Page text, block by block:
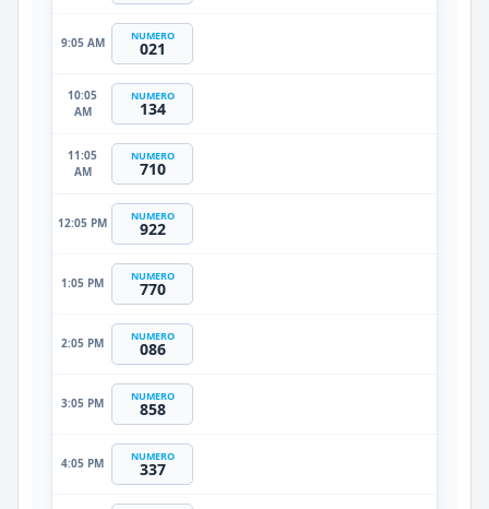
9:05 AM NUMERO
021
10:05
AM
NUMERO
134
11:05
AM
NUMERO
710
12:05 PM NUMERO
922
1:05 PM NUMERO
770
2:05 PM NUMERO
086
3:05 PM NUMERO
858
4:05 PM NUMERO
337